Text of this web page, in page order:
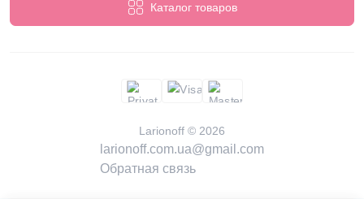
Каталог товаров
Larionoff © 2026
larionoff.com.ua@gmail.com
Обратная связь